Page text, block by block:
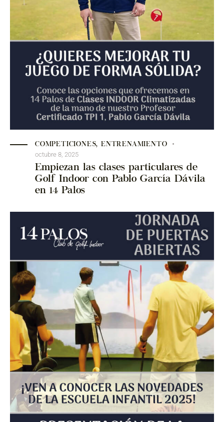
COMPETICIONES,ENTRENAMIENTO
octubre 8, 2025
Empiezan las clases particulares de
Golf Indoor con Pablo García Dávila
en 14 Palos